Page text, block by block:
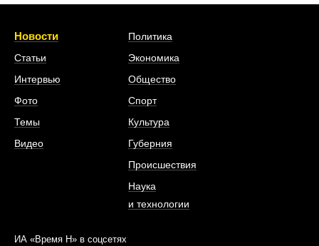
Новости
Статьи
Интервью
Фото
Темы
Видео
Политика
Экономика
Общество
Спорт
Культура
Губерния
Происшествия
Наука
и технологии
ИА «Время Н» в соцсетях